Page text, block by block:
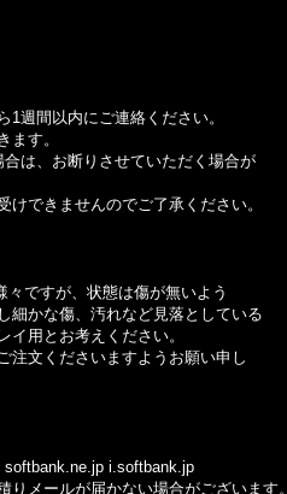
週間以内にご連絡ください。
す。
は、お断りさせていただく場合が
できませんのでご了承ください。
ですが、状態は傷が無いよう
かな傷、汚れなど見落としている
用とお考えください。
文くださいますようお願い申し
i.softbank.jp
メールが届かない場合がございます。